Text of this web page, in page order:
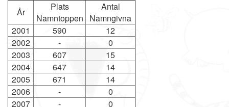
År
Plats
Namntoppen
Antal
Namngivna
2001
590
12
2002
-
0
2003
607
15
2004
647
14
2005
671
14
2006
-
0
2007
-
0